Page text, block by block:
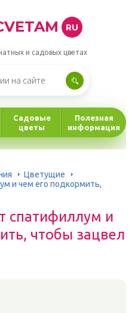
RU
и садовых цветах
Садовые
цветы
Полезная
информация
Цветущие
и чем его подкормить,
спатифиллум и
чтобы зацвел